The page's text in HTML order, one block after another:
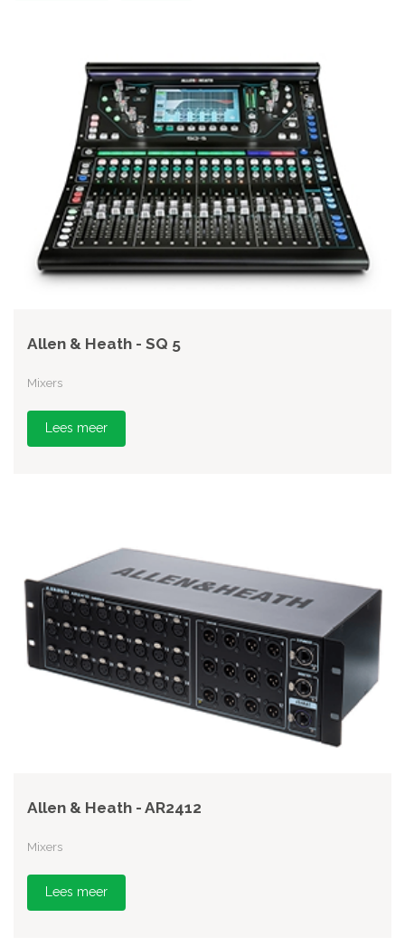
Allen & Heath - SQ 5
Mixers
Lees meer
Allen & Heath - AR2412
Mixers
Lees meer